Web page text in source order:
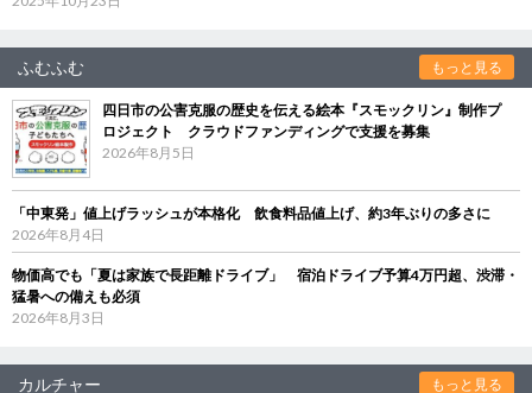
ふむふむ もっと見る
四日市の公害克服の歴史を伝える絵本『スモックリン』制作プ
ロジェクト クラウドファンディングで支援を募集
2026年8月5日
「中東発」値上げラッシュが本格化 飲食料品値上げ、約3年ぶりの多さに
2026年8月4日
物価高でも「夏は家族で長距離ドライブ」 宿泊ドライブ予算4万円超、渋滞・
猛暑への備えも必須
2026年8月3日
カルチャー もっと見る